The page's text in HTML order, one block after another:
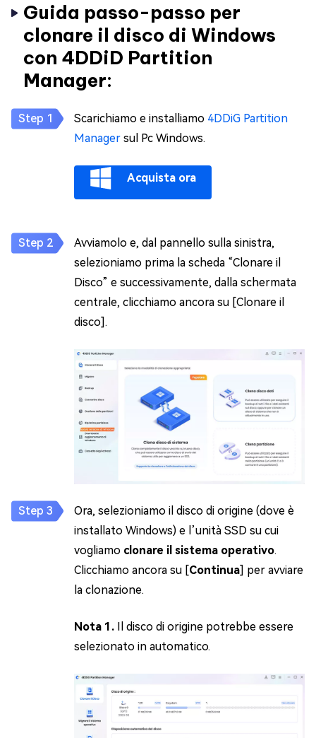
Guida passo-passo per
clonare il disco di Windows
con 4DDiD Partition
Manager:
Scarichiamo e installiamo 4DDiG Partition
Manager sul Pc Windows.
Acquista ora
Avviamolo e, dal pannello sulla sinistra,
selezioniamo prima la scheda “Clonare il
Disco” e successivamente, dalla schermata
centrale, clicchiamo ancora su [Clonare il
disco].
Ora, selezioniamo il disco di origine (dove è
installato Windows) e l’unità SSD su cui
vogliamo clonare il sistema operativo.
Clicchiamo ancora su [Continua] per avviare
la clonazione.
Nota 1. Il disco di origine potrebbe essere
selezionato in automatico.